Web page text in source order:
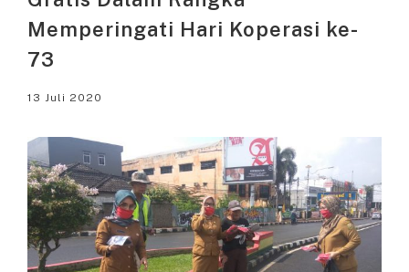
Memperingati Hari Koperasi ke-
73
13 Juli 2020
View
Larger
Image